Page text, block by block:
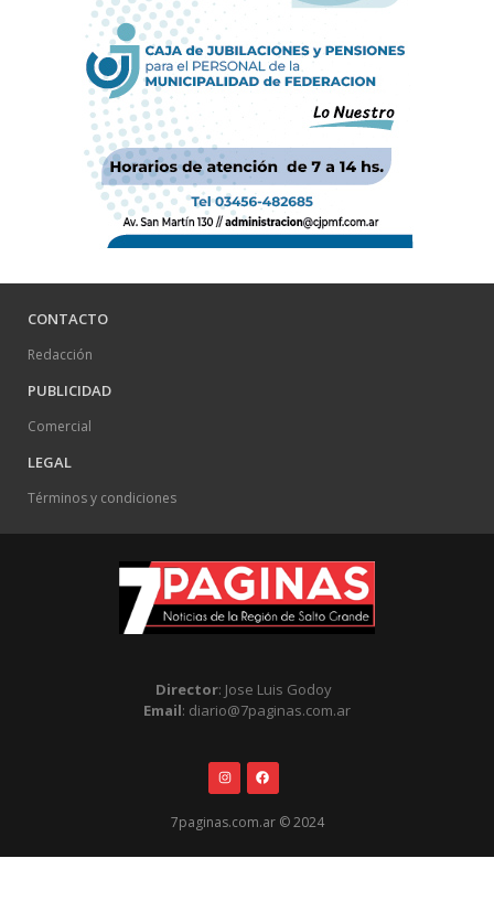
CONTACTO
Redacción
PUBLICIDAD
Comercial
LEGAL
Términos y condiciones
Director: Jose Luis Godoy
Email: diario@7paginas.com.ar
7paginas.com.ar © 2024